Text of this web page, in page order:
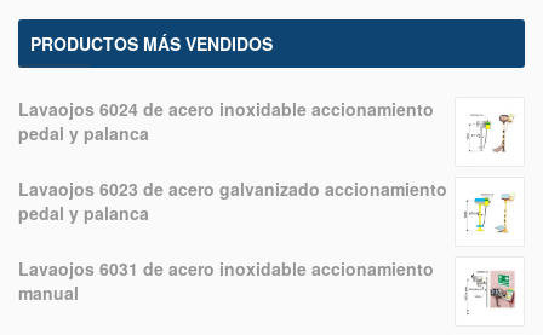
PRODUCTOS MÁS VENDIDOS
Lavaojos 6024 de acero inoxidable accionamiento
pedal y palanca
Lavaojos 6023 de acero galvanizado accionamiento
pedal y palanca
Lavaojos 6031 de acero inoxidable accionamiento
manual